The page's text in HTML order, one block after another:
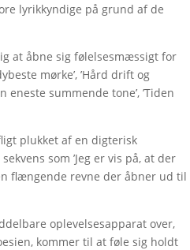
lyrikkyndige på grund af de
at åbne sig følelsesmæssigt for
mørke’, ’Hård drift og
eneste summende tone’, ’Tiden
plukket af en digterisk
som ’Jeg er vis på, at der
flængende revne der åbner ud til
oplevelsesapparat over,
kommer til at føle sig holdt